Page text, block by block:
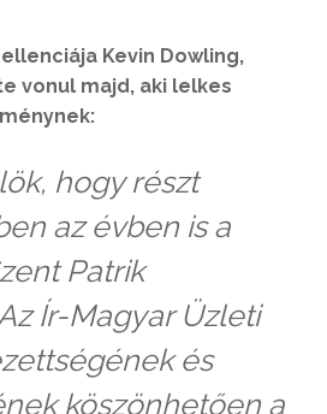
Kevin Dowling,
vonul majd, aki lelkes
hogy részt
az évben is a
Patrik
Ír-Magyar Üzleti
és
köszönhetően a